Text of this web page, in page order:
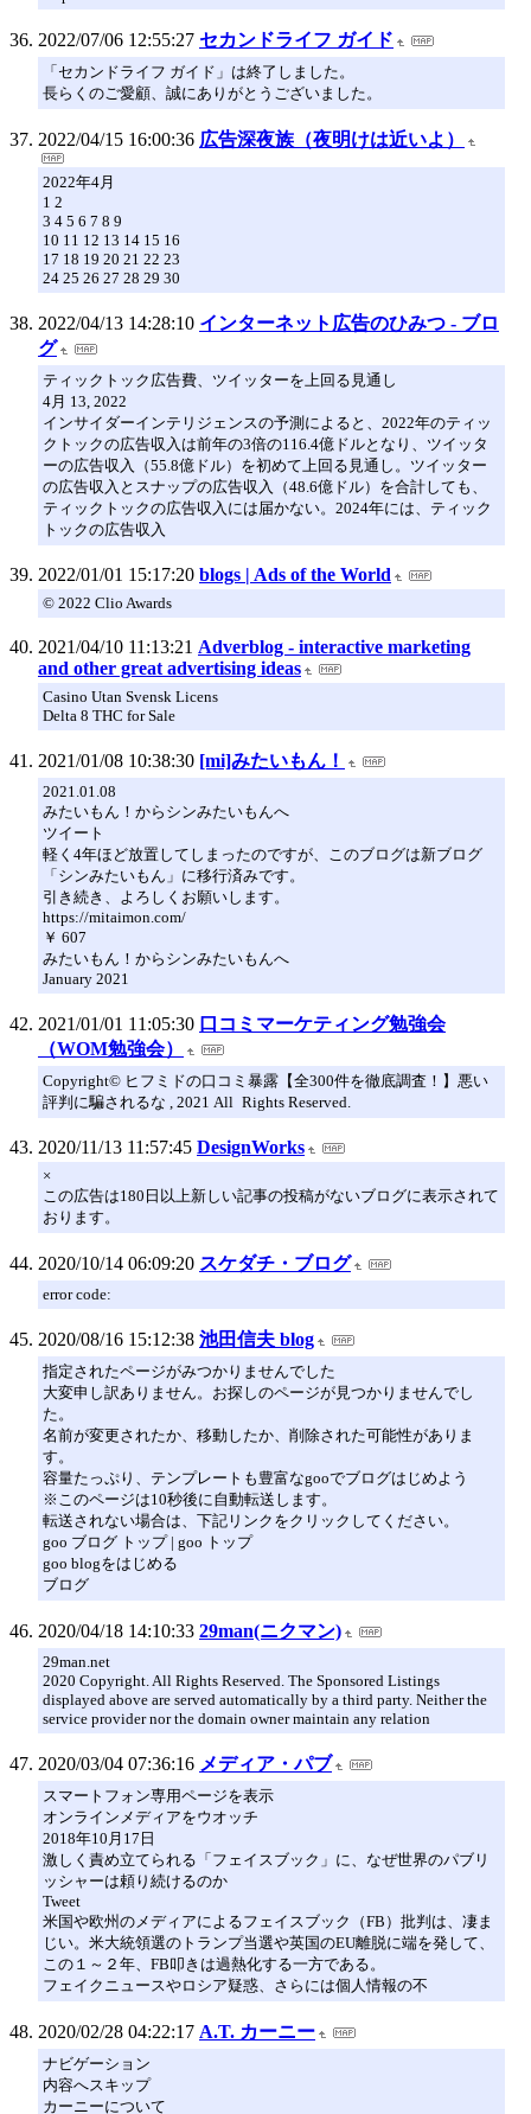
2022/07/06 12:55:27 セカンドライフ ガイド
「セカンドライフ ガイド」は終了しました。
長らくのご愛顧、誠にありがとうございました。
2022/04/15 16:00:36 広告深夜族（夜明けは近いよ）
2022年4月
1 2
3 4 5 6 7 8 9
10 11 12 13 14 15 16
17 18 19 20 21 22 23
24 25 26 27 28 29 30
2022/04/13 14:28:10 インターネット広告のひみつ - ブロ
グ
ティックトック広告費、ツイッターを上回る見通し
4月 13, 2022
インサイダーインテリジェンスの予測によると、2022年のティッ
クトックの広告収入は前年の3倍の116.4億ドルとなり、ツイッタ
ーの広告収入（55.8億ドル）を初めて上回る見通し。ツイッター
の広告収入とスナップの広告収入（48.6億ドル）を合計しても、
ティックトックの広告収入には届かない。2024年には、ティック
トックの広告収入
2022/01/01 15:17:20 blogs | Ads of the World
© 2022 Clio Awards
2021/04/10 11:13:21 Adverblog - interactive marketing
and other great advertising ideas
Casino Utan Svensk Licens
Delta 8 THC for Sale
2021/01/08 10:38:30 [mi]みたいもん！
2021.01.08
みたいもん！からシンみたいもんへ
ツイート
軽く4年ほど放置してしまったのですが、このブログは新ブログ
「シンみたいもん」に移行済みです。
引き続き、よろしくお願いします。
https://mitaimon.com/
￥ 607
みたいもん！からシンみたいもんへ
January 2021
2021/01/01 11:05:30 口コミマーケティング勉強会
（WOM勉強会）
Copyright© ヒフミドの口コミ暴露【全300件を徹底調査！】悪い
評判に騙されるな , 2021 All Rights Reserved.
2020/11/13 11:57:45 DesignWorks
×
この広告は180日以上新しい記事の投稿がないブログに表示されて
おります。
2020/10/14 06:09:20 スケダチ・ブログ
error code:
2020/08/16 15:12:38 池田信夫 blog
指定されたページがみつかりませんでした
大変申し訳ありません。お探しのページが見つかりませんでし
た。
名前が変更されたか、移動したか、削除された可能性がありま
す。
容量たっぷり、テンプレートも豊富なgooでブログはじめよう
※このページは10秒後に自動転送します。
転送されない場合は、下記リンクをクリックしてください。
goo ブログ トップ | goo トップ
goo blogをはじめる
ブログ
2020/04/18 14:10:33 29man(ニクマン)
29man.net
2020 Copyright. All Rights Reserved. The Sponsored Listings
displayed above are served automatically by a third party. Neither the
service provider nor the domain owner maintain any relation
2020/03/04 07:36:16 メディア・パブ
スマートフォン専用ページを表示
オンラインメディアをウオッチ
2018年10月17日
激しく責め立てられる「フェイスブック」に、なぜ世界のパブリ
ッシャーは頼り続けるのか
Tweet
米国や欧州のメディアによるフェイスブック（FB）批判は、凄ま
じい。米大統領選のトランプ当選や英国のEU離脱に端を発して、
この１～２年、FB叩きは過熱化する一方である。
フェイクニュースやロシア疑惑、さらには個人情報の不
2020/02/28 04:22:17 A.T. カーニー
ナビゲーション
内容へスキップ
カーニーについて